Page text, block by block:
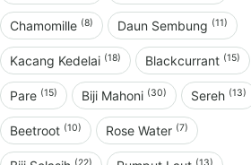
Chamomille (8) Daun Sembung (11)
Kacang Kedelai (18) Blackcurrant (15)
Pare (15) Biji Mahoni (30) Sereh (13)
Beetroot (10) Rose Water (7)
(22) (13)